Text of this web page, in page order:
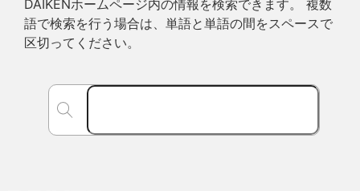
DAIKENホームページ内の情報を検索できます。 複数
語で検索を行う場合は、単語と単語の間をスペースで
区切ってください。